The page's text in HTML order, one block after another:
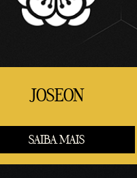
JOSEON
SAIBA MAIS